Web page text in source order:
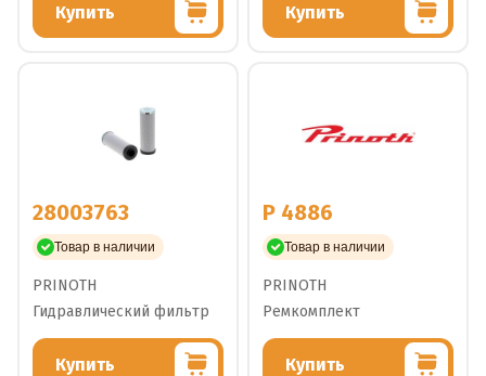
Купить Купить
28003763
Товар в наличии
PRINOTH
Гидравлический фильтр
Купить
P 4886
Товар в наличии
PRINOTH
Ремкомплект
Купить